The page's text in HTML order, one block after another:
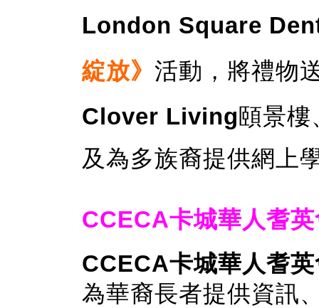
London Square
綻放》 活動，將禮物
Clover Living頤景樓
及為多族裔提供網上
CCECA卡城華人耆
CCECA卡城華人耆
為華裔長者提供資訊